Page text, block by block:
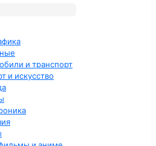
и транспорт
и искусство